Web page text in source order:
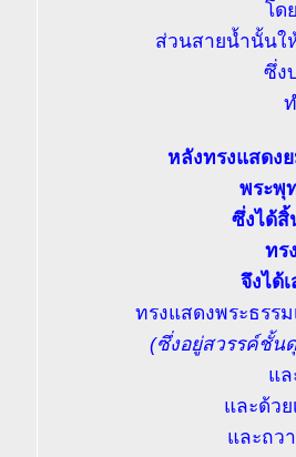
โด
ส่วนสายน้ำนั้นใ
ซึ่ง
หลังทรงแสดง
พระพุ
ซึ่งได้สิ้
ทร
จึงได้
ทรงแสดงพระธรร
(ซึ่งอยู่สวรรค์ชั้น
แล
และด้ว
และถว